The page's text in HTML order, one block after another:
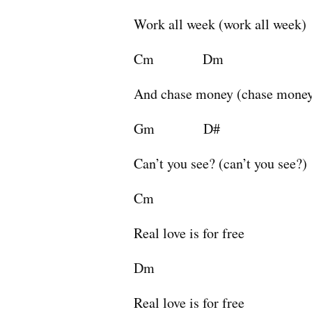
Work all week (work all week)
Cm              Dm
And chase money (chase
Gm              D#
Can’t you see? (can’t you see?)
Cm
Real love is for free
Dm
Real love is for free